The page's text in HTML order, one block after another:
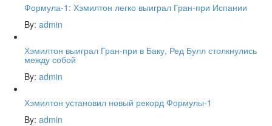
Формула-1: Хэмилтон легко выиграл Гран-при Испании
By: admin
Хэмилтон выиграл Гран-при в Баку, Ред Булл столкнулись
между собой
By: admin
Хэмилтон установил новый рекорд Формулы-1
By: admin